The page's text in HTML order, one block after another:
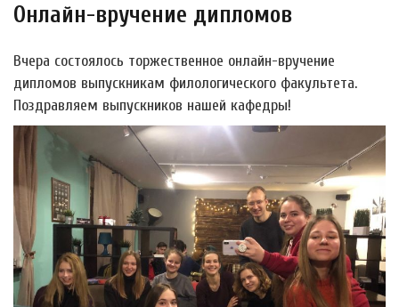
Онлайн-вручение дипломов
Вчера состоялось торжественное онлайн-вручение
дипломов выпускникам филологического факультета.
Поздравляем выпускников нашей кафедры!